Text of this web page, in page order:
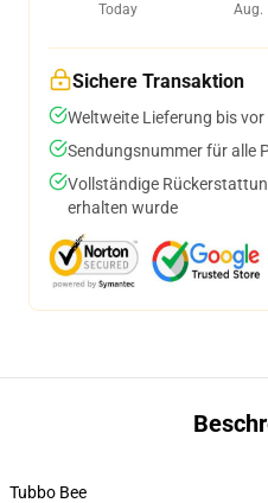
Today
Aug.
Sichere Transaktion
Weltweite Lieferung bis vor
Sendungsnummer für alle
Vollständige
erhalten wurde
Tubbo Bee